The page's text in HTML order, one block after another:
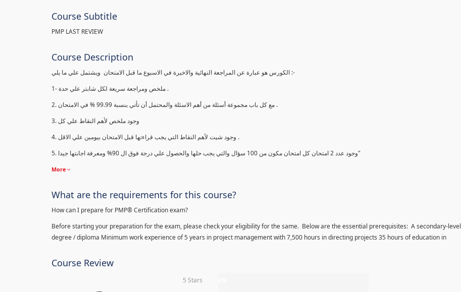
Course Subtitle
PMP LAST REVIEW
Course Description
الكورس هو عبارة عن المراجعة النهائية والاخيرة في الاسبوع ما قبل الامتحان ويشتمل علي ما يلي :-
1- ملخص ومراجعة سريعة لكل شابتر علي حدة .
2. مع كل باب مجموعة أسئلة من أهم الاسئلة والمحتمل أن تأتي بنسبة 99.99 % في الامتحان .
3. وجود ملخص لأهم النقاط علي كل
4. وجود شيت لأهم النقاط التي يجب قراءتها قبل الامتحان بيومين علي الاقل .
5. وجود عدد 2 امتحان كل امتحان مكون من 100 سؤال والتي يجب حلها والحصول علي درجة فوق ال 90% ومعرفة اجابتها جيدا"
More
What are the requirements for this course?
How can I prepare for PMP® Certification exam?
Before starting your preparation for the exam, please check your eligibility for the same. Below are the essential prerequisites: A secondary-level
degree / diploma Minimum work experience of 5 years in project management with 7,500 hours in directing projects 35 hours of education in
Course Review
5 Stars